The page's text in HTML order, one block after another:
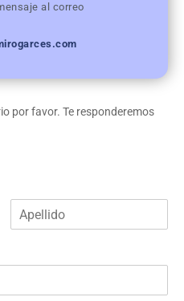
al correo
por favor. Te responderemos